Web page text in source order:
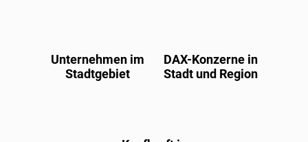
Unternehmen im
Stadtgebiet
DAX-Konzerne in
Stadt und Region